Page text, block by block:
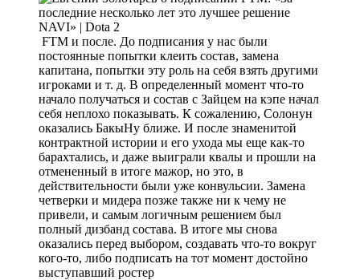
FTM и после. До подписания у нас были
постоянные попытки клеить состав, замена
капитана, попытки эту роль на себя взять другими
игроками и т. д. В определенный момент что-то
начало получаться и состав с Зайцем на кэпе начал
себя неплохо показывать. К сожалению, Солонун
оказались БакыНу ближе. И после знаменитой
контрактной истории и его ухода мы еще как-то
барахтались, и даже выиграли квалы и прошли на
отмененный в итоге мажор, но это, в
действительности были уже конвульсии. Замена
четверки и мидера позже также ни к чему не
привели, и самым логичным решением был
полный дизбанд состава. В итоге мы снова
оказались перед выбором, создавать что-то вокруг
кого-то, либо подписать на тот момент достойно
выступавший ростер